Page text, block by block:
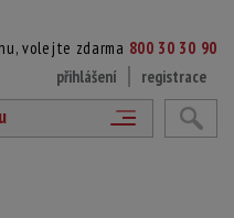
volejte zdarma 800 30 30 90
přihlášení
registrace